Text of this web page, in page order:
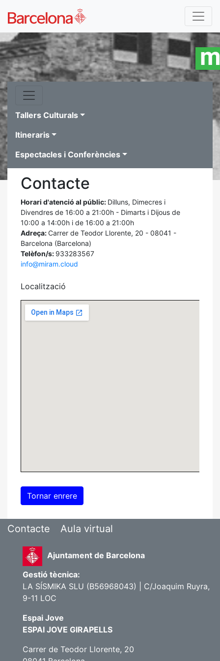
Tallers Culturals
Itineraris
Espectacles i Conferències
Contacte
Horari d'atenció al públic: Dilluns, Dimecres i
Divendres de 16:00 a 21:00h - Dimarts i Dijous de
10:00 a 14:00h i de 16:00 a 21:00h
Adreça:Carrer de Teodor Llorente, 20 - 08041 -
Barcelona (Barcelona)
Telèfon/s: 933283567
info@miram.cloud
Localització
Contacte Aula virtual
Ajuntament de Barcelona
Gestió tècnica:
LA SÍSMIKA SLU (B56968043) | C/Joaquim Ruyra,
9-11 LOC
Espai Jove
ESPAI JOVE GIRAPELLS
Carrer de Teodor Llorente, 20